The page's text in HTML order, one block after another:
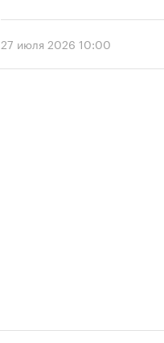
1956 года. И главным
стало открытие Большой
спортивной арены
27 июля 2026 10:00